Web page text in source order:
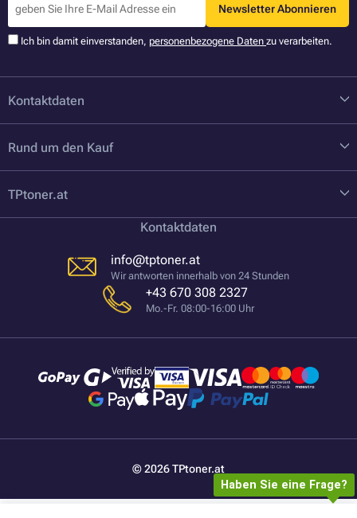
Newsletter Abonnieren
Ich bin damit einverstanden, personenbezogene Daten zu verarbeiten.
Kontaktdaten
Rund um den Kauf
TPtoner.at
Kontaktdaten
info@tptoner.at
Wir antworten innerhalb von 24 Stunden
+43 670 308 2327
Mo.-Fr. 08:00-16:00 Uhr
© 2026 TPtoner.at
Haben Sie eine Frage?